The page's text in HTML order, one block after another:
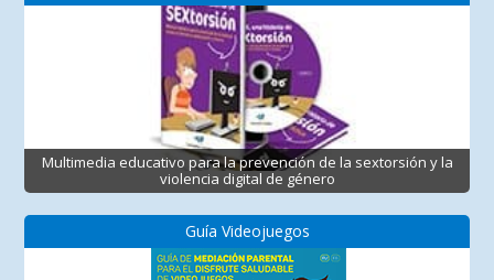
Multimedia educativo para la prevención de la sextorsión y la
violencia digital de género
Guía Videojuegos